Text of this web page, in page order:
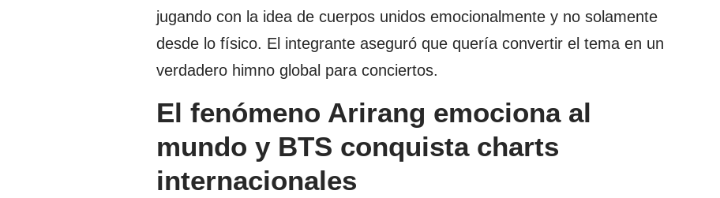
jugando con la idea de cuerpos unidos emocionalmente y no solamente
desde lo físico. El integrante aseguró que quería convertir el tema en un
verdadero himno global para conciertos.
El fenómeno Arirang emociona al
mundo y BTS conquista charts
internacionales